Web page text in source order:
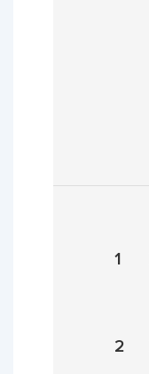
1
2